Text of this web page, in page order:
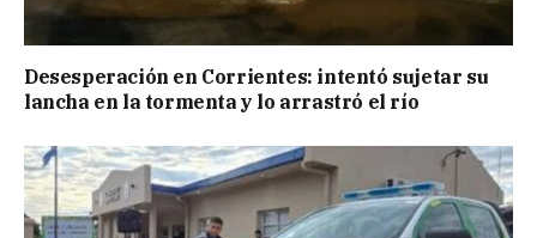
Desesperación en Corrientes: intentó sujetar su
lancha en la tormenta y lo arrastró el río